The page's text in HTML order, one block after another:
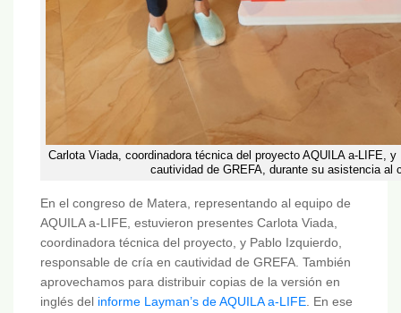
Carlota Viada, coordinadora técnica del proyecto AQUILA a-LIFE,
cautividad de GREFA, durante su asistencia al
En el congreso de Matera, representando al equipo de
AQUILA a-LIFE, estuvieron presentes Carlota Viada,
coordinadora técnica del proyecto, y Pablo Izquierdo,
responsable de cría en cautividad de GREFA. También
aprovechamos para distribuir copias de la versión en
inglés del informe Layman’s de AQUILA a-LIFE. En ese